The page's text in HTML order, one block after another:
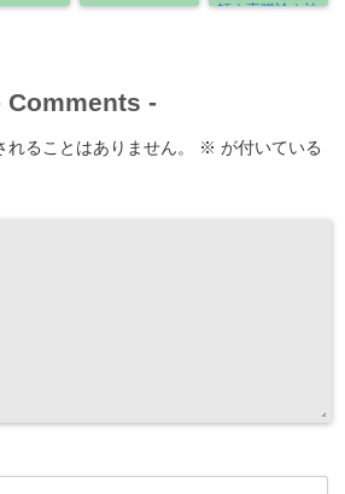
師｜直腸診｜治
Comments -
ることはありません。 ※ が付いている